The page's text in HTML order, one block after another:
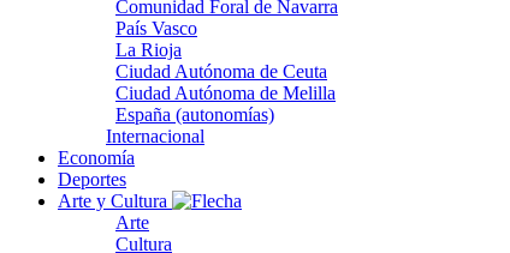
Comunidad Foral de Navarra
País Vasco
La Rioja
Ciudad Autónoma de Ceuta
Ciudad Autónoma de Melilla
España (autonomías)
Internacional
Economía
Deportes
Arte y Cultura
Arte
Cultura